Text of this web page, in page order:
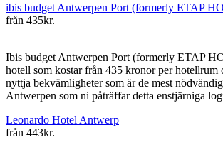
ibis budget Antwerpen Port (formerly ETAP
från 435kr.
Ibis budget Antwerpen Port (formerly ETAP
hotell som kostar från 435 kronor per hotellrum
nyttja bekvämligheter som är de mest
Antwerpen som ni påträffar detta enstjärniga
Leonardo Hotel Antwerp
från 443kr.